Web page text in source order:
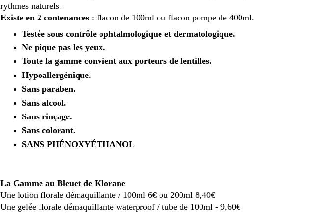
rythmes naturels.
Existe en 2 contenances : flacon de 100ml ou flacon pompe de 400ml.
Testée sous contrôle ophtalmologique et dermatologique.
Ne pique pas les yeux.
Toute la gamme convient aux porteurs de lentilles.
Hypoallergénique.
Sans paraben.
Sans alcool.
Sans rinçage.
Sans colorant.
SANS PHÉNOXYÉTHANOL
La Gamme au Bleuet de Klorane
Une lotion florale démaquillante / 100ml 6€ ou 200ml 8,40€
Une gelée florale démaquillante waterproof / tube de 100ml - 9,60€